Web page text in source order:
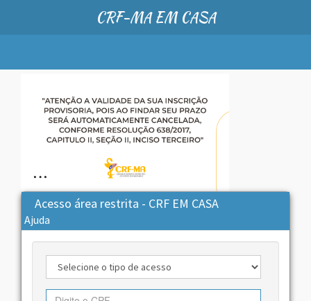
CRF-MA EM CASA
Acesso área restrita - CRF EM CASA
Ajuda